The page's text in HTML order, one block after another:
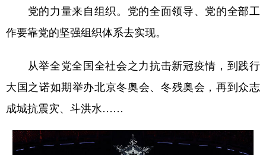
党的力量来自组织。党的全面领导、党的全部工
作要靠党的坚强组织体系去实现。
从举全党全国全社会之力抗击新冠疫情，到践行
大国之诺如期举办北京冬奥会、冬残奥会，再到众志
成城抗震灾、斗洪水……